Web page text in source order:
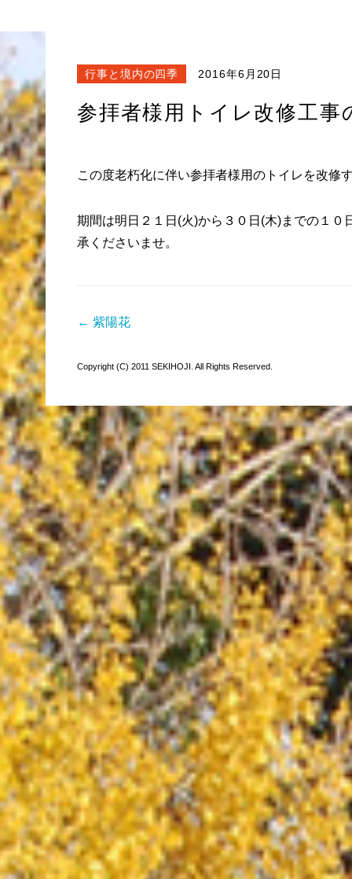
行事と境内の四季 2016年6月20日
参拝者様用トイレ改修工事
この度老朽化に伴い参拝者様用のトイレを改修
期間は明日２１日(火)から３０日(木)までの１
承くださいませ。
← 紫陽花
Copyright (C) 2011 SEKIHOJI. All Rights Reserved.